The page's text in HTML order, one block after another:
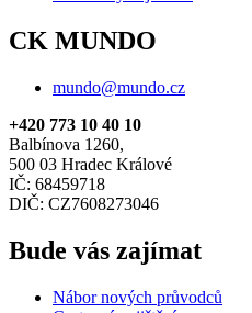
CK MUNDO
mundo@mundo.cz
+420 773 10 40 10
Balbínova 1260,
500 03 Hradec Králové
IČ: 68459718
DIČ: CZ7608273046
Bude vás zajímat
Nábor nových průvodců